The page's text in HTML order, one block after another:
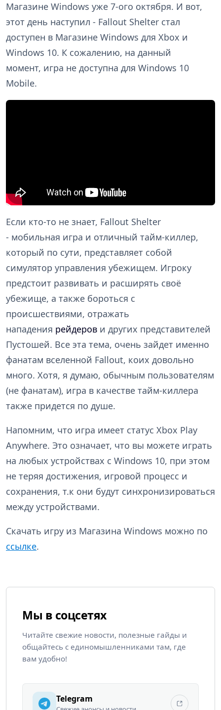
Магазине Windows уже 7-ого октября. И вот,
этот день наступил - Fallout Shelter стал
доступен в Магазине Windows для Xbox и
Windows 10. К сожалению, на данный
момент, игра не доступна для Windows 10
Mobile.
Если кто-то не знает, Fallout Shelter
- мобильная игра и отличный тайм-киллер,
который по сути, представляет собой
симулятор управления убежищем. Игроку
предстоит развивать и расширять своё
убежище, а также бороться с
происшествиями, отражать
нападения рейдеров и других представителей
Пустошей. Все эта тема, очень зайдет именно
фанатам вселенной Fallout, коих довольно
много. Хотя, я думаю, обычным пользователям
(не фанатам), игра в качестве тайм-киллера
также придется по душе.
Напомним, что игра имеет статус Xbox Play
Anywhere. Это означает, что вы можете играть
на любых устройствах с Windows 10, при этом
не теряя достижения, игровой процесс и
сохранения, т.к они будут синхронизироваться
между устройствами.
Скачать игру из Магазина Windows можно по
ссылке.
Мы в соцсетях
Читайте свежие новости, полезные гайды и
общайтесь с единомышленниками там, где
вам удобно!
Telegram